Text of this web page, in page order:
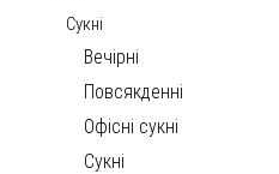
Сукні
Вечірні
Повсякденні
Офісні сукні
Сукні